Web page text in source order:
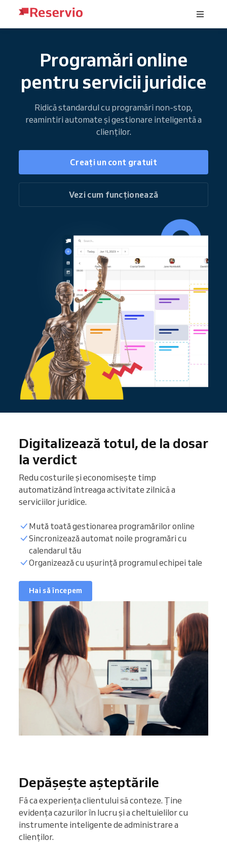
Programări online
pentru servicii juridice
Ridică standardul cu programări non-stop,
reamintiri automate și gestionare inteligentă a
clienților.
Creați un cont gratuit
Vezi cum funcționează
Digitalizează totul, de la dosar
la verdict
Redu costurile și economisește timp
automatizând întreaga activitate zilnică a
serviciilor juridice.
Mută toată gestionarea programărilor online
Sincronizează automat noile programări cu
calendarul tău
Organizează cu ușurință programul echipei tale
Hai să începem
Depășește așteptările
Fă ca experiența clientului să conteze. Ține
evidența cazurilor în lucru și a cheltuielilor cu
instrumente inteligente de administrare a
clienților.